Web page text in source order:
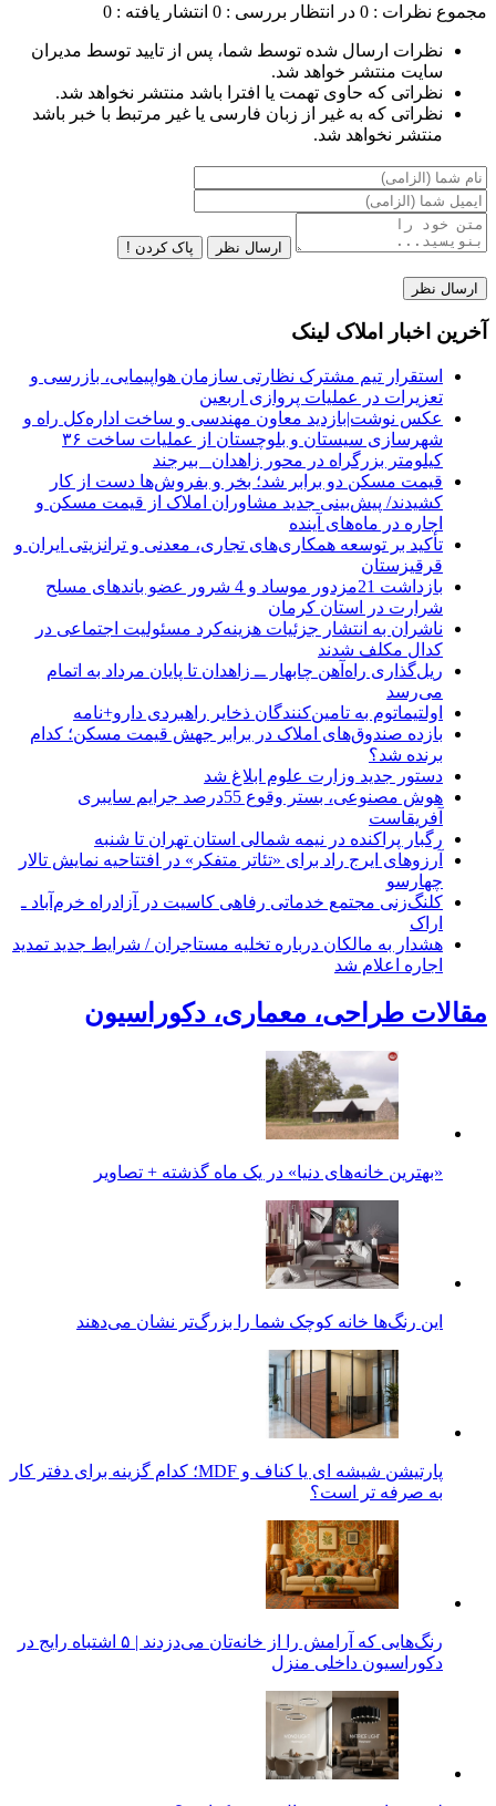
مجموع نظرات : 0 در انتظار بررسی : 0 انتشار یافته : 0
نظرات ارسال شده توسط شما، پس از تایید توسط مدیران
سایت منتشر خواهد شد.
نظراتی که حاوی تهمت یا افترا باشد منتشر نخواهد شد.
نظراتی که به غیر از زبان فارسی یا غیر مرتبط با خبر باشد
منتشر نخواهد شد.
ارسال نظر پاک کردن !
آخرین اخبار املاک لینک
استقرار تیم مشترک نظارتی سازمان هواپیمایی، بازرسی و
تعزیرات در عملیات پروازی اربعین
عکس نوشت|بازدید معاون مهندسی و ساخت اداره‌کل راه و
شهرسازی سیستان و بلوچستان از عملیات ساخت ۳۶
کیلومتر بزرگراه در محور زاهدان_ بیرجند
قیمت مسکن دو برابر شد؛ بخر و بفروش‌ها دست از کار
کشیدند/ پیش‌بینی جدید مشاوران املاک از قیمت مسکن و
اجاره‌ در ماه‌های آینده
تأکید بر توسعه همکاری‌های تجاری، معدنی و ترانزیتی ایران و
قرقیزستان
بازداشت 21مزدور موساد و 4 شرور عضو باندهای مسلح
شرارت در استان کرمان
ناشران به انتشار جزئیات هزینه‌کرد مسئولیت اجتماعی در
کدال مکلف شدند
ریل‌گذاری راه‌آهن چابهار ــ زاهدان تا پایان مرداد به اتمام
می‌رسد
اولتیماتوم به تامین‌کنندگان ذخایر راهبردی دارو+نامه
بازده صندوق‌های املاک در برابر جهش قیمت مسکن؛ کدام
برنده شد؟
دستور جدید وزارت علوم ابلاغ شد
هوش مصنوعی، بستر وقوع 55درصد جرایم سایبری
آفریقاست
رگبار پراکنده در نیمه شمالی استان تهران تا شنبه
آرزوهای ایرج راد برای «تئاتر متفکر» در افتتاحیه نمایش تالار
چهارسو
کلنگ‌زنی مجتمع خدماتی رفاهی کاسیت در آزادراه خرم‌آباد ـ
اراک
هشدار به مالکان درباره تخلیه مستاجران / شرایط جدید تمدید
اجاره اعلام شد
مقالات طراحی، معماری، دکوراسیون
«بهترین خانه‌های دنیا» در یک ماه گذشته + تصاویر
این رنگ‌ها خانه کوچک شما را بزرگ‌تر نشان می‌دهند
پارتیشن شیشه ای یا کناف و MDF؛ کدام گزینه برای دفتر کار
به صرفه تر است؟
رنگ‌هایی که آرامش را از خانه‌تان می‌دزدند | ۵ اشتباه رایج در
دکوراسیون داخلی منزل